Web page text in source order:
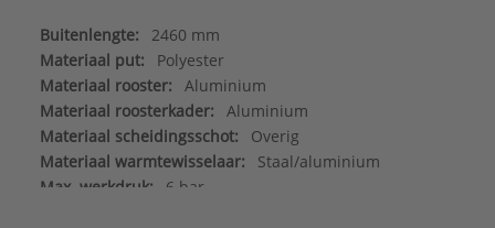
Buitenlengte:
2460 mm
Materiaal put:
Polyester
Materiaal rooster:
Aluminium
Materiaal roosterkader:
Aluminium
Materiaal scheidingsschot:
Overig
Materiaal warmtewisselaar:
Staal/aluminium
Max. werkdruk:
6 bar